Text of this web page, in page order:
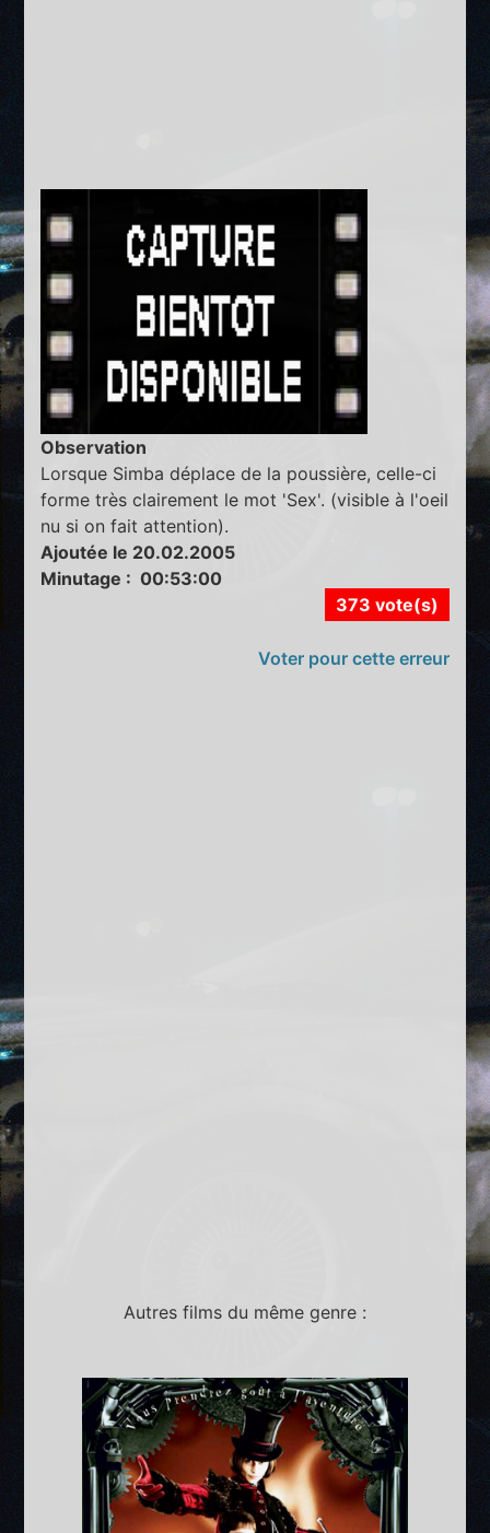
Observation
Lorsque Simba déplace de la poussière, celle-ci
forme très clairement le mot 'Sex'. (visible à l'oeil
nu si on fait attention).
Ajoutée le 20.02.2005
Minutage : 00:53:00
373 vote(s)
Voter pour cette erreur
Autres films du même genre :